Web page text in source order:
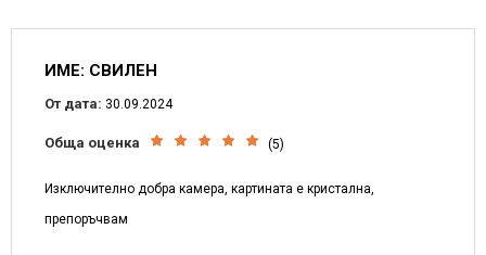
ИМЕ: СВИЛЕН
От дата: 30.09.2024
Обща оценка (5)
Изключително добра камера, картината е кристална,
препоръчвам